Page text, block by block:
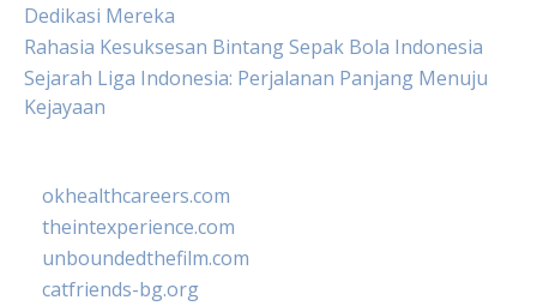
Dedikasi Mereka
Rahasia Kesuksesan Bintang Sepak Bola Indonesia
Sejarah Liga Indonesia: Perjalanan Panjang Menuju
Kejayaan
okhealthcareers.com
theintexperience.com
unboundedthefilm.com
catfriends-bg.org